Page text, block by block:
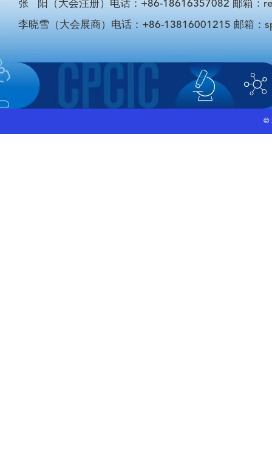
张 阳（大会注册）电话：+86-18616357082 邮箱：
李晓雪（大会展商）电话：+86-13816001215 邮箱：
©